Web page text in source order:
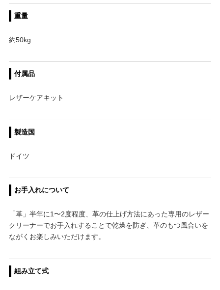
重量
約50kg
付属品
レザーケアキット
製造国
ドイツ
お手入れについて
「革」半年に1〜2度程度、革の仕上げ方法にあった専用のレザー
クリーナーでお手入れすることで乾燥を防ぎ、革のもつ風合いを
ながくお楽しみいただけます。
組み立て式